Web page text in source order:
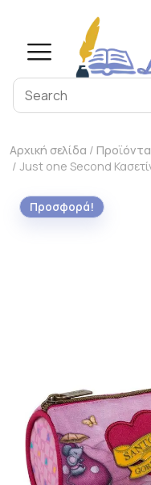
Αρχική σελίδα / Προϊόντα
/ Just one Second
Προσφορά!